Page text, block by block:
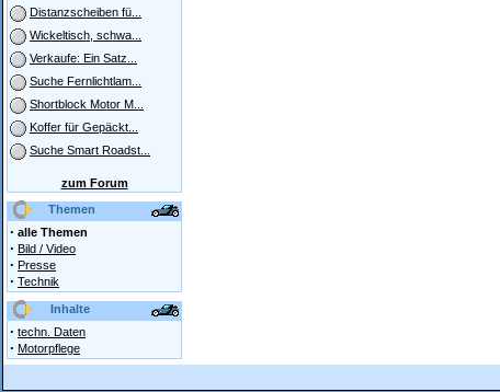
Distanzscheiben fü...
Wickeltisch, schwa...
Verkaufe: Ein Satz...
Suche Fernlichtlam...
Shortblock Motor M...
Koffer für Gepäckt...
Suche Smart Roadst...
zum Forum
Themen
· alle Themen
· Bild / Video
· Presse
· Technik
Inhalte
· techn. Daten
· Motorpflege